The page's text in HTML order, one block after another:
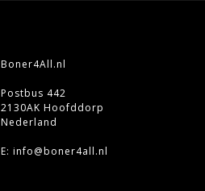
Boner4All.nl
Postbus 442
2130AK Hoofddorp
Nederland
E: info@boner4all.nl